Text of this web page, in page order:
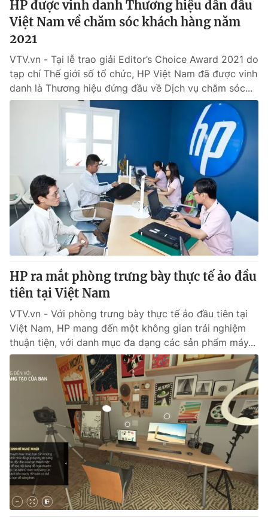
® Cấm sao chép dưới mọi hình thức nếu không có sự chấp
thuận bằng văn bản. Ghi rõ nguồn VTV.vn khi phát hành lại
thông tin từ website này.
HP được vinh danh Thương hiệu dẫn đầu
Việt Nam về chăm sóc khách hàng năm
2021
VTV.vn - Tại lễ trao giải Editor’s Choice Award 2021 do
tạp chí Thế giới số tổ chức, HP Việt Nam đã được vinh
danh là Thương hiệu đứng đầu về Dịch vụ chăm sóc...
HP ra mắt phòng trưng bày thực tế ảo đầu
tiên tại Việt Nam
VTV.vn - Với phòng trưng bày thực tế ảo đầu tiên tại
Việt Nam, HP mang đến một không gian trải nghiệm
thuận tiện, với danh mục đa dạng các sản phẩm máy...